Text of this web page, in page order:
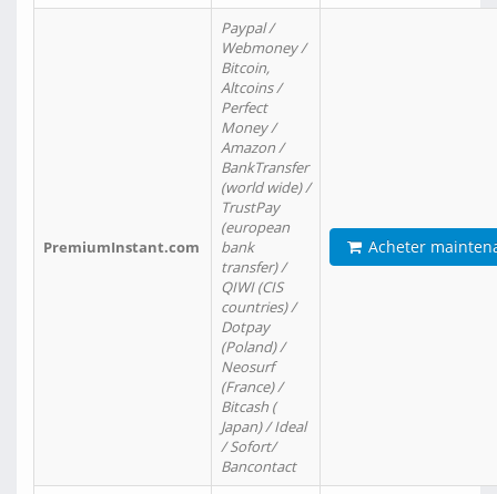
PremiumInstant.com
Paypal /
Webmoney /
Bitcoin,
Altcoins /
Perfect
Money /
Amazon /
BankTransfer
(world wide) /
TrustPay
(european
bank
transfer) /
QIWI (CIS
countries) /
Dotpay
(Poland) /
Neosurf
(France) /
Bitcash (
Japan) / Ideal
/ Sofort/
Bancontact
Acheter